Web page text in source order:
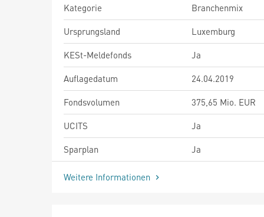
Kategorie
Branchenmix
Ursprungsland
Luxemburg
KESt-Meldefonds
Ja
Auflagedatum
24.04.2019
Fondsvolumen
375,65 Mio. EUR
UCITS
Ja
Sparplan
Ja
Weitere Informationen